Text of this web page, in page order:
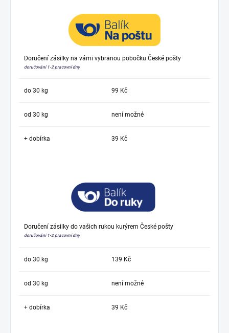
Doručení zásilky na vámi vybranou pobočku České pošty
doručování 1-2 pracovní dny
do 30 kg 99 Kč
od 30 kg není možné
+ dobírka 39 Kč
Doručení zásilky do vašich rukou kurýrem České pošty
doručování 1-2 pracovní dny
do 30 kg 139 Kč
od 30 kg není možné
+ dobírka 39 Kč